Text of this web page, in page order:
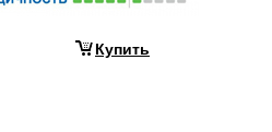
Купить